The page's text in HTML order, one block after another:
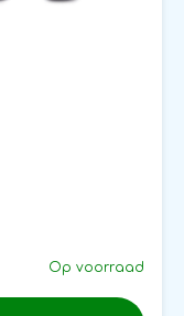
Op voorraad